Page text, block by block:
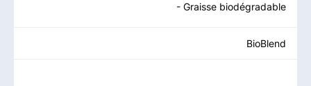
- Graisse biodégradable
BioBlend